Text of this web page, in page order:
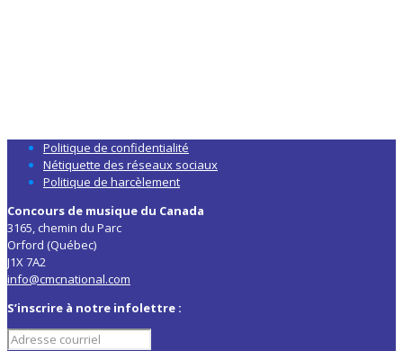
Politique de confidentialité
Nétiquette des réseaux sociaux
Politique de harcèlement
Concours de musique du Canada
3165, chemin du Parc
Orford (Québec)
J1X 7A2
info@cmcnational.com
S’inscrire à notre infolettre :